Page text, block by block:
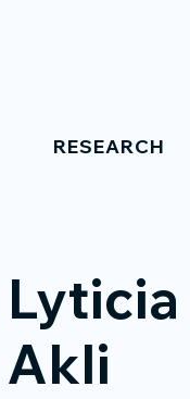
RESEARCH
Lyticia
Akli